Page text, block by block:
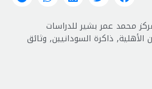
محمد عمر بشير للدراسات
الأهلية, ذاكرة السودانيين, وثائق